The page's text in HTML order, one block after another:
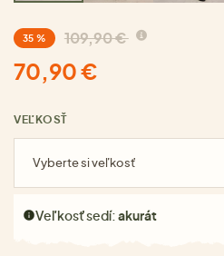
35 % 109,90 €
70,90 €
VEĽKOSŤ
Vyberte si veľkosť
Veľkosť sedí:akurát